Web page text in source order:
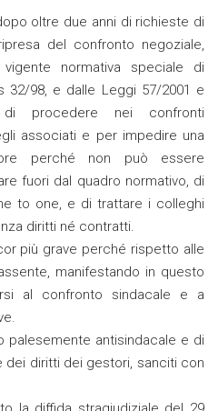
oltre due anni di richieste di
del confronto negoziale,
normativa speciale di
32/98, e dalle Leggi 57/2001 e
di procedere nei confronti
associati e per impedire una
perché non può essere
fuori dal quadro normativo, di
to one, e di trattare i colleghi
diritti né contratti.
più grave perché rispetto alle
manifestando in questo
al confronto sindacale e a
palesemente antisindacale e di
dei diritti dei gestori, sanciti con